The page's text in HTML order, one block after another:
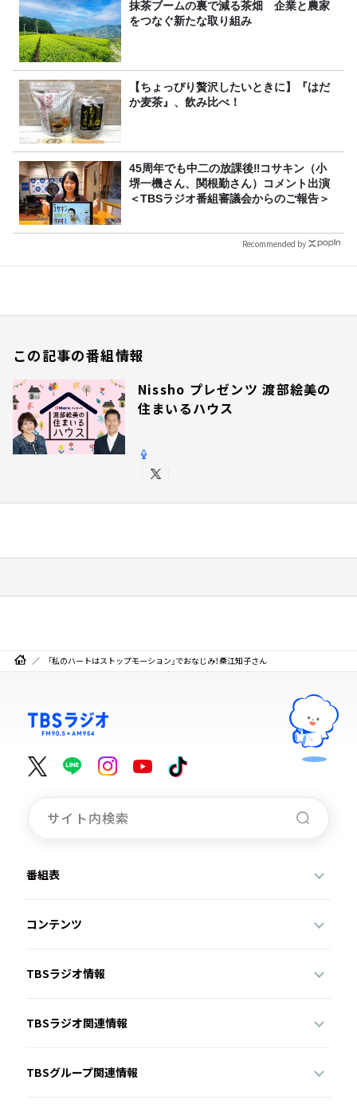
抹茶ブームの裏で減る茶畑 企業と農家
をつなぐ新たな取り組み
【ちょっぴり贅沢したいときに】『はだ
か麦茶』、飲み比べ！
45周年でも中二の放課後‼コサキン（小
堺一機さん、関根勤さん）コメント出演
＜TBSラジオ番組審議会からのご報告＞
Recommended by
この記事の番組情報
Nissho プレゼンツ 渡部絵美の
住まいるハウス
「私のハートはストップモーション」でおなじみ！桑江知子さん
番組表
コンテンツ
TBSラジオ情報
TBSラジオ関連情報
TBSグループ関連情報